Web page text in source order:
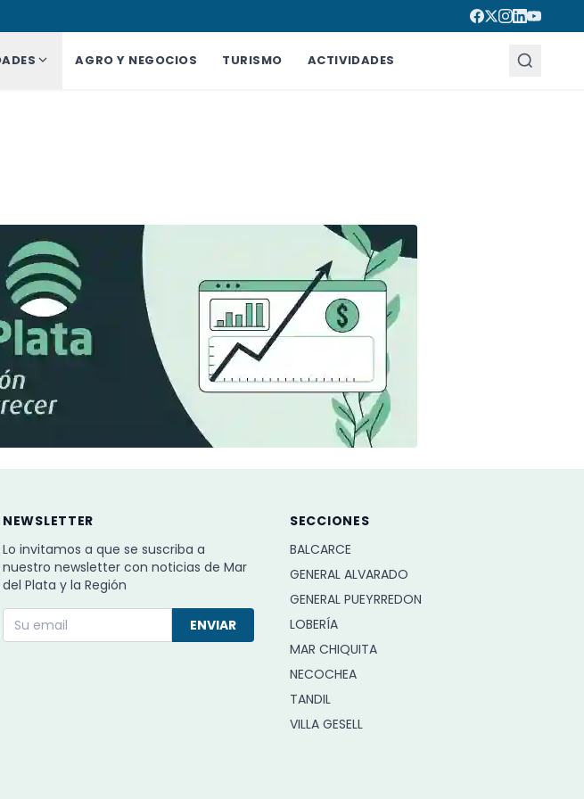
AGRO Y NEGOCIOS TURISMO ACTIVIDADES
NEWSLETTER
Lo invitamos a que se suscriba a
nuestro newsletter con noticias de Mar
del Plata y la Región
ENVIAR
SECCIONES
BALCARCE
GENERAL ALVARADO
GENERAL PUEYRREDON
LOBERÍA
MAR CHIQUITA
NECOCHEA
TANDIL
VILLA GESELL